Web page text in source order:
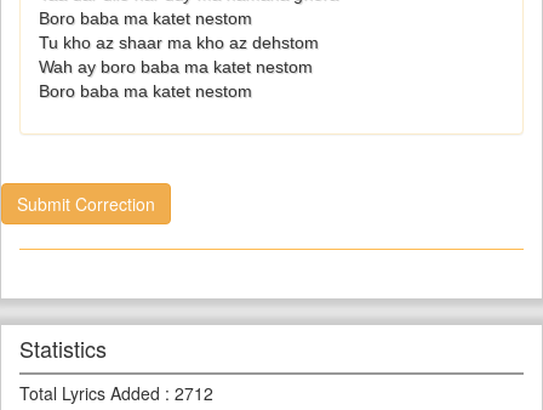
Boro baba ma katet nestom
Tu kho az shaar ma kho az dehstom
Wah ay boro baba ma katet nestom
Boro baba ma katet nestom
Submit Correction
Statistics
Total Lyrics Added : 2712